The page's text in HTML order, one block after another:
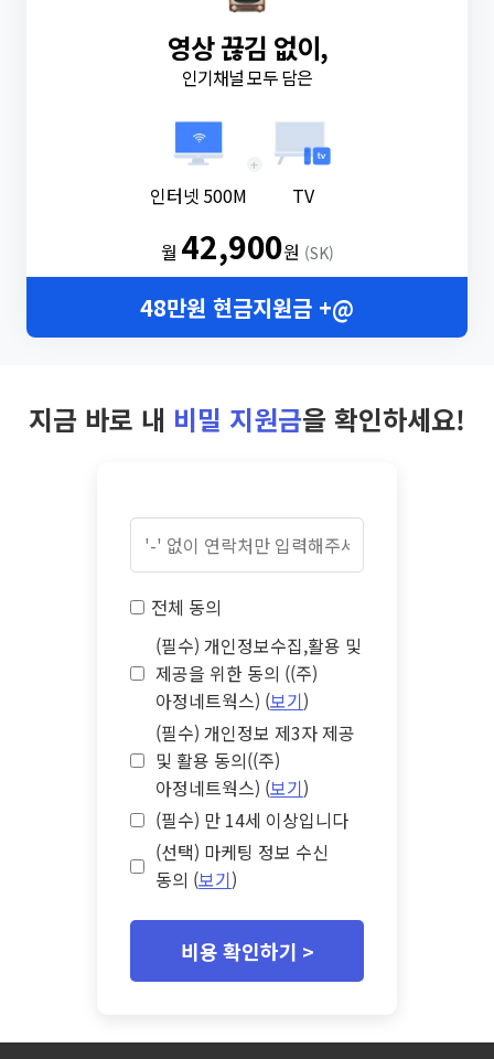
영상 끊김 없이,
인기채널 모두 담은
인터넷 500M
+
TV
월 42,900원 (SK)
48만원 현금지원금 +@
지금 바로 내 비밀 지원금을 확인하세요!
전체 동의
(필수) 개인정보수집,활용 및
제공을 위한 동의 ((주)
아정네트웍스) (보기)
(필수) 개인정보 제3자 제공
및 활용 동의((주)
아정네트웍스) (보기)
(필수) 만 14세 이상입니다
(선택) 마케팅 정보 수신
동의 (보기)
비용 확인하기 >